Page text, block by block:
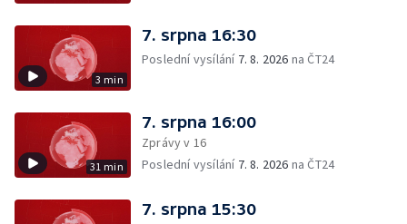
3 min
7. srpna 16:30
Poslední vysílání 7. 8. 2026 na ČT24
31 min
7. srpna 16:00
Zprávy v 16
Poslední vysílání 7. 8. 2026 na ČT24
7. srpna 15:30